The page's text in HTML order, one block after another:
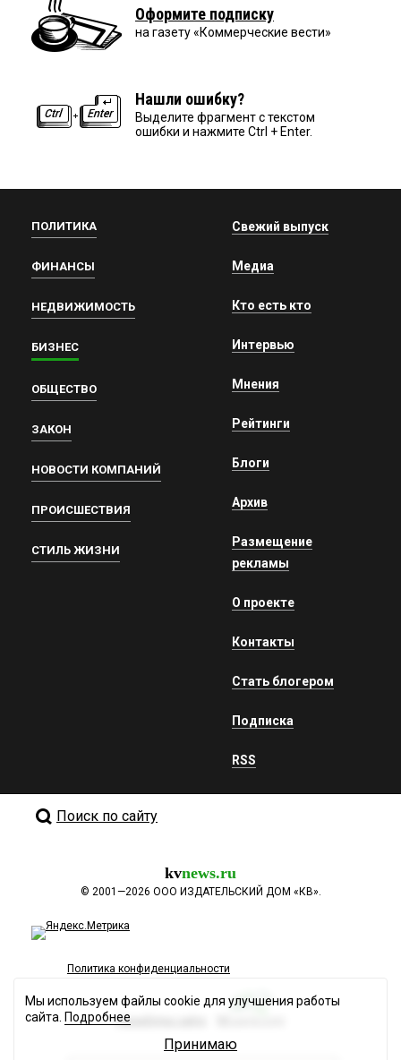
Оформите подписку
на газету «Коммерческие вести»
Нашли ошибку?
Выделите фрагмент с текстом
ошибки и нажмите Ctrl + Enter.
ПОЛИТИКА
ФИНАНСЫ
НЕДВИЖИМОСТЬ
БИЗНЕС
ОБЩЕСТВО
ЗАКОН
НОВОСТИ КОМПАНИЙ
ПРОИСШЕСТВИЯ
СТИЛЬ ЖИЗНИ
Свежий выпуск
Медиа
Кто есть кто
Интервью
Мнения
Рейтинги
Блоги
Архив
Размещение
рекламы
О проекте
Контакты
Стать блогером
Подписка
RSS
Поиск по сайту
kvnews.ru
© 2001—2026 ООО ИЗДАТЕЛЬСКИЙ ДОМ «КВ».
Политика конфиденциальности
Разработка сайта
Мы используем файлы cookie для улучшения работы
сайта. Подробнее
Принимаю